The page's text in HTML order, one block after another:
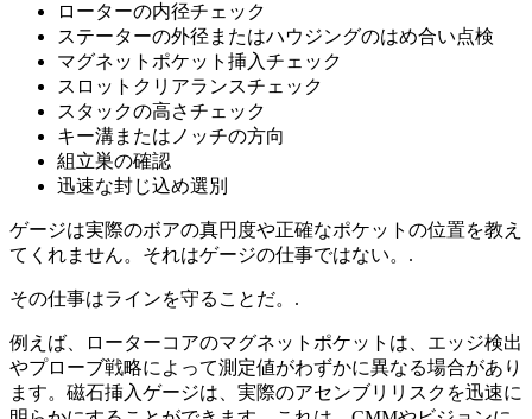
ローターの内径チェック
ステーターの外径またはハウジングのはめ合い点検
マグネットポケット挿入チェック
スロットクリアランスチェック
スタックの高さチェック
キー溝またはノッチの方向
組立巣の確認
迅速な封じ込め選別
ゲージは実際のボアの真円度や正確なポケットの位置を教え
てくれません。それはゲージの仕事ではない。.
その仕事はラインを守ることだ。.
例えば、ローターコアのマグネットポケットは、エッジ検出
やプローブ戦略によって測定値がわずかに異なる場合があり
ます。磁石挿入ゲージは、実際のアセンブリリスクを迅速に